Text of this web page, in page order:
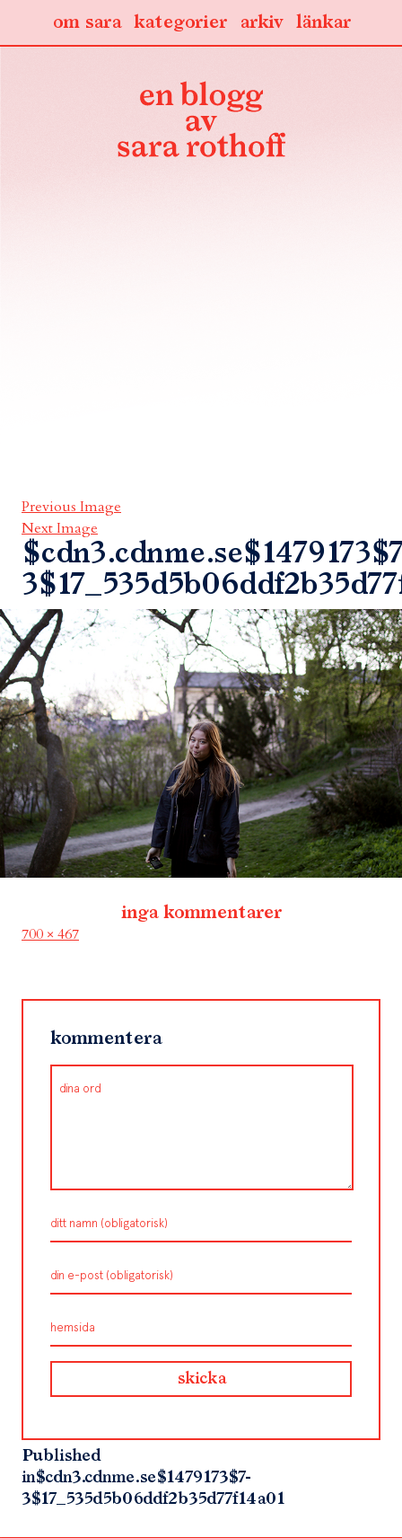
länkar
arkiv
kategorier
om sara
Previous Image
Next Image
inga kommentarer
Full
700 × 467
kommentera
Published
in$cdn3.cdnme.se$1479173$7-
3$17_535d5b06ddf2b35d77f14a01